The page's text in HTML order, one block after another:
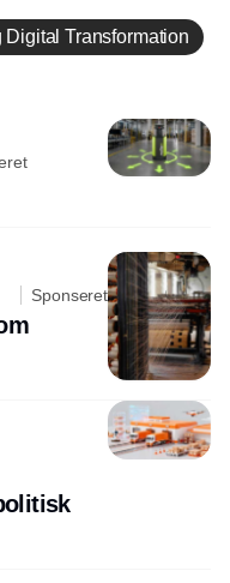
Transformation
Sponseret